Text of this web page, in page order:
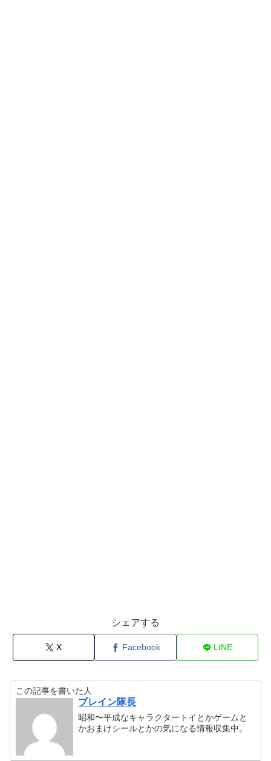
シェアする
X Facebook LINE
この記事を書いた人
ブレイン隊長
昭和〜平成なキャラクタートイとかゲームと
かおまけシールとかの気になる情報収集中。